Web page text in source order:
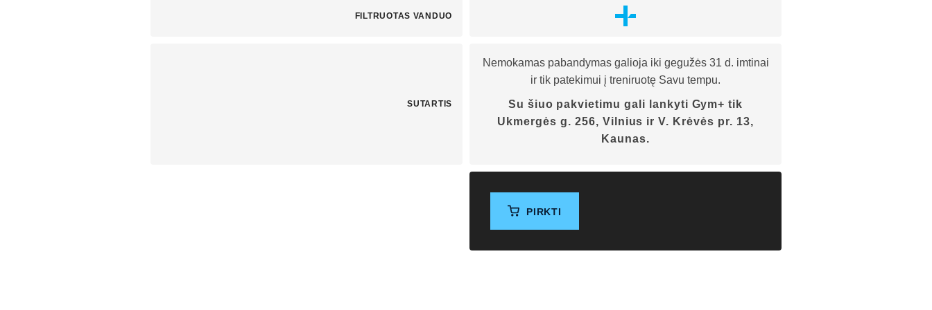
FILTRUOTAS VANDUO
SUTARTIS
Nemokamas pabandymas galioja iki gegužės 31 d. imtinai
ir tik patekimui į treniruotę Savu tempu.
Su šiuo pakvietimu gali lankyti Gym+ tik
Ukmergės g. 256, Vilnius ir V. Krėvės pr. 13,
Kaunas.
PIRKTI